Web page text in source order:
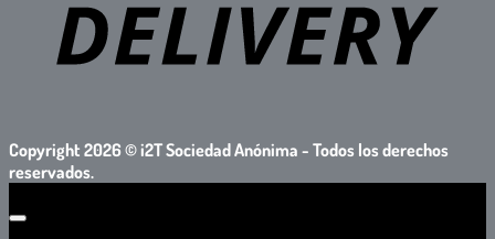
Copyright 2026 ©i2T Sociedad Anónima - Todos los derechos
reservados.